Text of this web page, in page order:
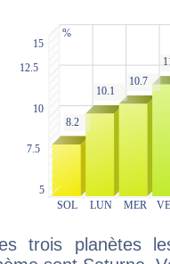
trois planètes